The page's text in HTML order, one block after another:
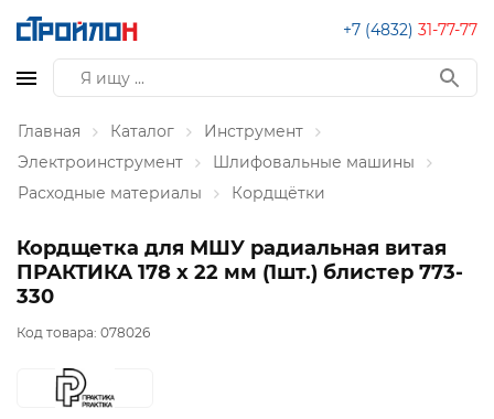
+7 (4832) 31-77-77
Главная Каталог
Инструмент
Электроинструмент
Шлифовальные машины
Расходные материалы
Кордщётки
Кордщетка для МШУ радиальная витая
ПРАКТИКА 178 х 22 мм (1шт.) блистер 773-
330
Код товара: 078026